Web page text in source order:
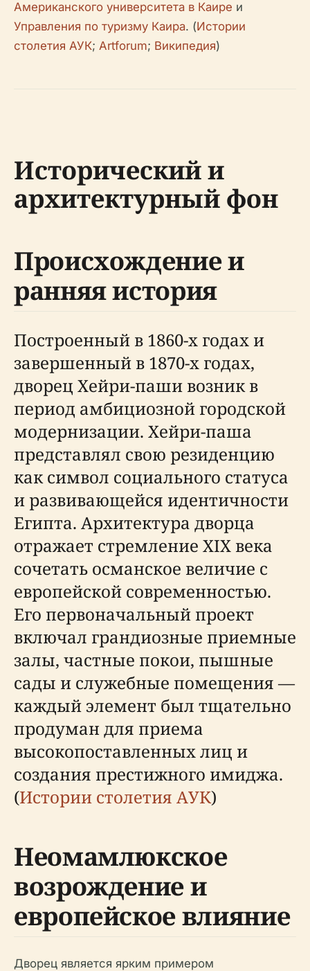
Американского университета в Каире и
Управления по туризму Каира. (Истории
столетия АУК; Artforum; Википедия)
Исторический и
архитектурный фон
Происхождение и
ранняя история
Построенный в 1860-х годах и
завершенный в 1870-х годах,
дворец Хейри-паши возник в
период амбициозной городской
модернизации. Хейри-паша
представлял свою резиденцию
как символ социального статуса
и развивающейся идентичности
Египта. Архитектура дворца
отражает стремление XIX века
сочетать османское величие с
европейской современностью.
Его первоначальный проект
включал грандиозные приемные
залы, частные покои, пышные
сады и служебные помещения —
каждый элемент был тщательно
продуман для приема
высокопоставленных лиц и
создания престижного имиджа.
(Истории столетия АУК)
Неомамлюкское
возрождение и
европейское влияние
Дворец является ярким примером